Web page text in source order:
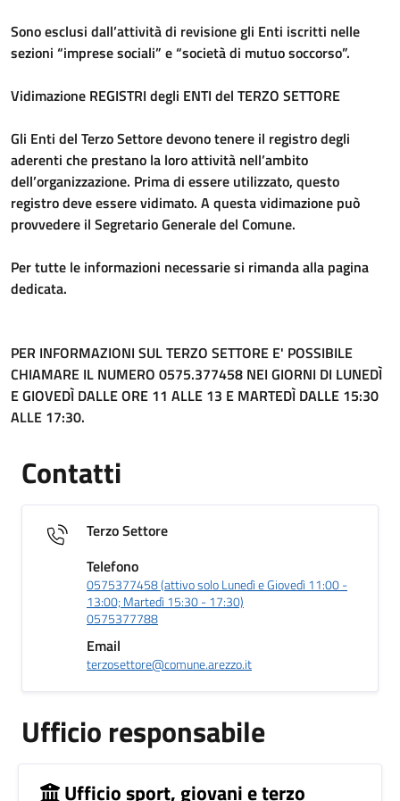
Sono esclusi dall’attività di revisione gli Enti iscritti nelle
sezioni “imprese sociali” e “società di mutuo soccorso”.
Vidimazione REGISTRI degli ENTI del TERZO SETTORE
Gli Enti del Terzo Settore devono tenere il registro degli
aderenti che prestano la loro attività nell’ambito
dell’organizzazione. Prima di essere utilizzato, questo
registro deve essere vidimato. A questa vidimazione può
provvedere il Segretario Generale del Comune.
Per tutte le informazioni necessarie si rimanda alla pagina
dedicata.
PER INFORMAZIONI SUL TERZO SETTORE E' POSSIBILE
CHIAMARE IL NUMERO 0575.377458 NEI GIORNI DI LUNEDÌ
E GIOVEDÌ DALLE ORE 11 ALLE 13 E MARTEDÌ DALLE 15:30
ALLE 17:30.
Contatti
Terzo Settore
Telefono
0575377458 (attivo solo Lunedì e Giovedì 11:00 -
13:00; Martedì 15:30 - 17:30)
0575377788
Email
terzosettore@comune.arezzo.it
Ufficio responsabile
Ufficio sport, giovani e terzo